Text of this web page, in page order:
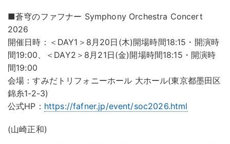
■蒼穹のファフナー Symphony Orchestra Concert
2026
開催日時：＜DAY1＞8月20日(木)開場時間18:15・開演時
間19:00、＜DAY2＞8月21日(金)開場時間18:15・開演時
間19:00
会場：すみだトリフォニーホール 大ホール(東京都墨田区
錦糸1-2-3)
公式HP： https://fafner.jp/event/soc2026.html
(山崎正和)